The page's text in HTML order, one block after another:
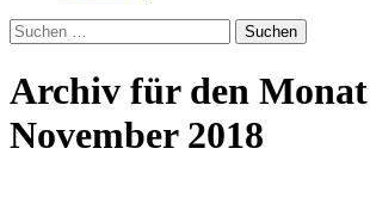
Suchen
nach:
Archiv für den
November 2018